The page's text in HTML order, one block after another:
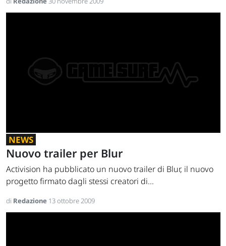
NEWS
Nuovo trailer per Blur
Activision ha pubblicato un nuovo trailer di Blur, il nuovo
progetto firmato dagli stessi creatori di...
di Redazione 13 ottobre 2009